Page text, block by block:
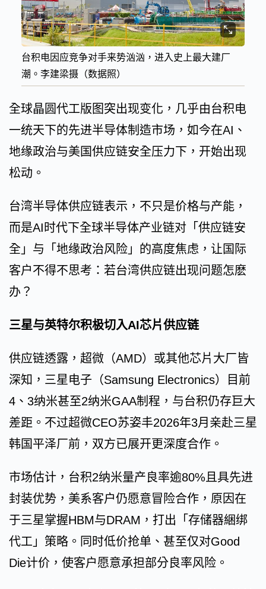
台积电因应竞争对手来势汹汹，进入史上最大建厂
潮。李建梁摄（数据照）
全球晶圆代工版图突出现变化，几乎由台积电
一统天下的先进半导体制造市场，如今在AI、
地缘政治与美国供应链安全压力下，开始出现
松动。
台湾半导体供应链表示，不只是价格与产能，
而是AI时代下全球半导体产业链对「供应链安
全」与「地缘政治风险」的高度焦虑，让国际
客户不得不思考：若台湾供应链出现问题怎麽
办？
三星与英特尔积极切入AI芯片供应链
供应链透露，超微（AMD）或其他芯片大厂皆
深知，三星电子（Samsung Electronics）目前
4、3纳米甚至2纳米GAA制程，与台积仍存巨大
差距。不过超微CEO苏姿丰2026年3月亲赴三星
韩国平泽厂前，双方已展开更深度合作。
市场估计，台积2纳米量产良率逾80%且具先进
封装优势，美系客户仍愿意冒险合作，原因在
于三星掌握HBM与DRAM，打出「存储器綑绑
代工」策略。同时低价抢单、甚至仅对Good
Die计价，使客户愿意承担部分良率风险。